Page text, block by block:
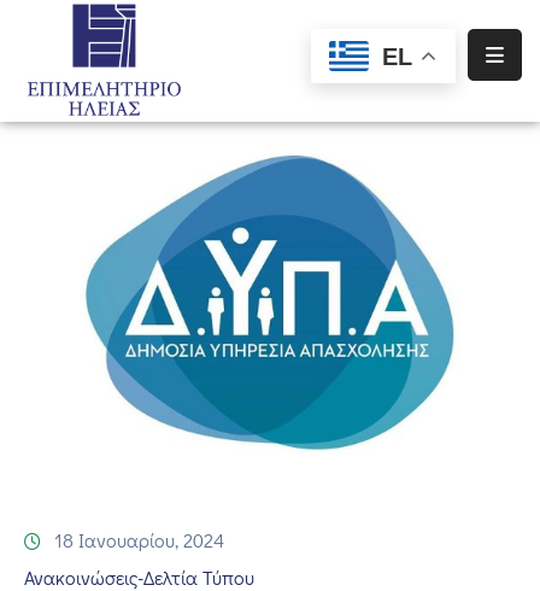
EL
Αρχική
Σύλλογοι
Σωματεία
Πληροφόρηση
Επικοινωνία
18 Ιανουαρίου, 2024
Ανακοινώσεις-Δελτία Τύπου